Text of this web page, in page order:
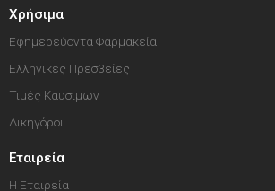
Χρήσιμα
Εφημερεύοντα Φαρμακεία
Ελληνικές Πρεσβείες
Τιμές Καυσίμων
Δικηγόροι
Εταιρεία
Η Εταιρεία